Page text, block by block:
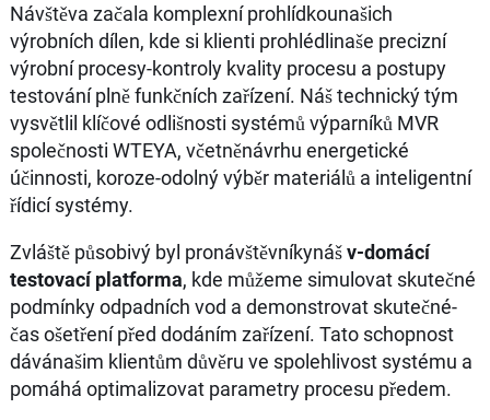
Návštěva začala komplexní prohlídkounašich
výrobních dílen, kde si klienti prohlédlinaše precizní
výrobní procesy-kontroly kvality procesu a postupy
testování plně funkčních zařízení. Náš technický tým
vysvětlil klíčové odlišnosti systémů výparníků MVR
společnosti WTEYA, včetněnávrhu energetické
účinnosti, koroze-odolný výběr materiálů a inteligentní
řídicí systémy.
Zvláště působivý byl pronávštěvníkynášv-domácí
testovací platforma, kde můžeme simulovat skutečné
podmínky odpadních vod a demonstrovat skutečné-
čas ošetření před dodáním zařízení. Tato schopnost
dávánašim klientům důvěru ve spolehlivost systému a
pomáhá optimalizovat parametry procesu předem.